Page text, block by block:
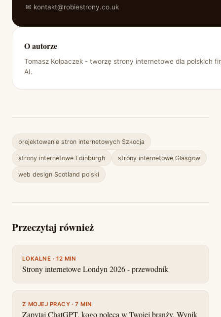
✉️ kontakt@robiestrony.co.uk
O autorze
Tomasz Kolpaczek - tworzę strony internetowe dla polskich
AI.
projektowanie stron internetowych Szkocja
strony internetowe Edinburgh strony internetowe Glasgow
web design Scotland polski
Przeczytaj również
LOKALNE · 12 MIN
Strony internetowe Londyn 2026 - przewodnik
Z MOJEJ PRACY · 7 MIN
Zapytaj ChatGPT, kogo poleca w Twojej branży. Wynik